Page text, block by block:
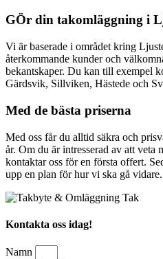
GÖr din takomläggning i
Vi är baserade i området kring
återkommande kunder och
bekantskaper. Du kan till exempel
Gärdsvik, Sillviken, Hästede och
Med de bästa priserna
Med oss får du alltid säkra och
år. Om du är intresserad av att veta
kontaktar oss för en första offert.
upp en plan för hur vi ska gå vidare.
Kontakta oss idag!
Namn